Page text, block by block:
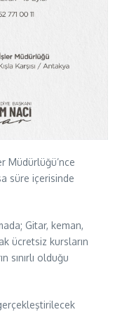
Müdürlüğü’nce
süre içerisinde
Gitar, keman,
ücretsiz kursların
sınırlı olduğu